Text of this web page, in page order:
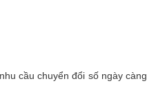
cầu chuyển đổi số ngày càng